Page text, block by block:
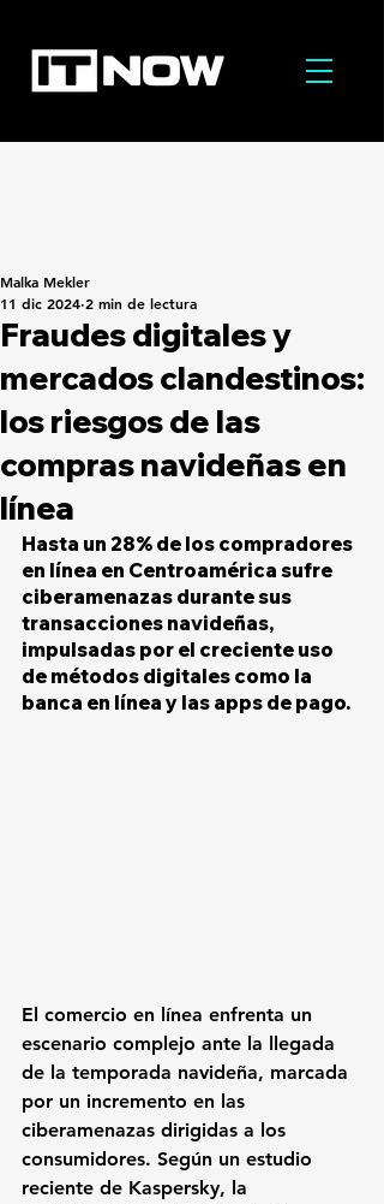
Fraudes digitales y
mercados clandestinos:
los riesgos de las
compras navideñas en
línea
Malka Mekler
11 dic 2024 2 min de lectura
Hasta un 28% de los compradores
en línea en Centroamérica sufre
ciberamenazas durante sus
transacciones navideñas,
impulsadas por el creciente uso
de métodos digitales como la
banca en línea y las apps de pago.
El comercio en línea enfrenta un
escenario complejo ante la llegada
de la temporada navideña, marcada
por un incremento en las
ciberamenazas dirigidas a los
consumidores. Según un estudio
reciente de Kaspersky, la